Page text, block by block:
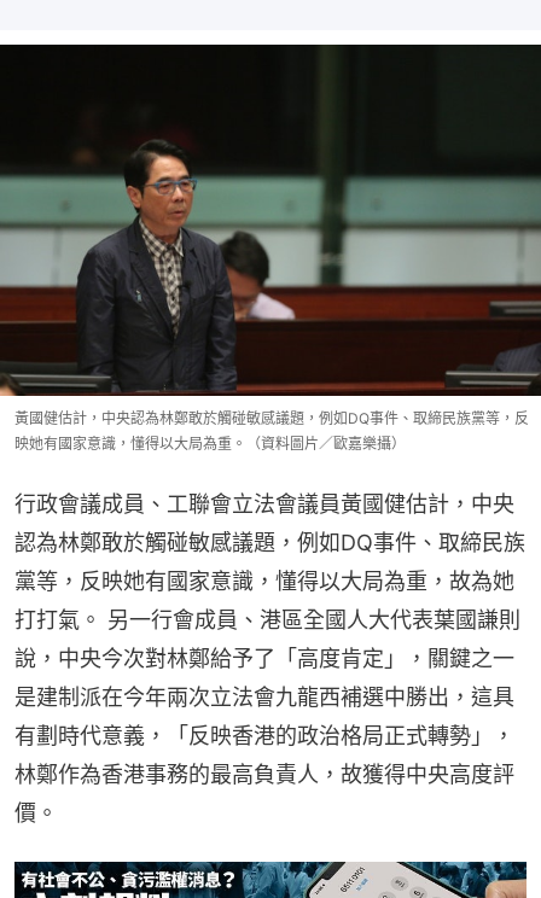
黃國健估計，中央認為林鄭敢於觸碰敏感議題，例如DQ事件、取締民族黨等，反
映她有國家意識，懂得以大局為重。（資料圖片／歐嘉樂攝）
行政會議成員、工聯會立法會議員黃國健估計，中央
認為林鄭敢於觸碰敏感議題，例如DQ事件、取締民族
黨等，反映她有國家意識，懂得以大局為重，故為她
打打氣。 另一行會成員、港區全國人大代表葉國謙則
說，中央今次對林鄭給予了「高度肯定」，關鍵之一
是建制派在今年兩次立法會九龍西補選中勝出，這具
有劃時代意義，「反映香港的政治格局正式轉勢」，
林鄭作為香港事務的最高負責人，故獲得中央高度評
價。